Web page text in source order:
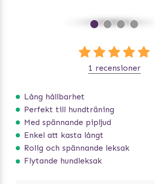
Lång hållbarhet
Perfekt till hundträning
Med spännande pipljud
Enkel att kasta långt
Rolig och spännande leksak
Flytande hundleksak
1 recensioner